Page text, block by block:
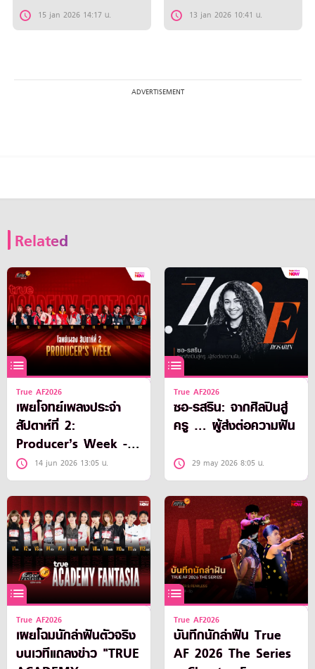
15 jan 2026 14:17 น. 13 jan 2026 10:41 น.
Related
True AF2026
เผยโจทย์เพลงประจำ
สัปดาห์ที่ 2:
Producer’s Week -
สัปดาห์ของโปรดิวเซอร์
14 jun 2026 13:05 น.
True AF2026
ซอ-รสริน: จากศิลปินสู่
ครู … ผู้ส่งต่อความฝัน
29 may 2026 8:05 น.
True AF2026
เผยโฉมนักล่าฝันตัวจริง
บนเวทีแถลงข่าว "TRUE
True AF2026
บันทึกนักล่าฝัน True
AF 2026 The Series